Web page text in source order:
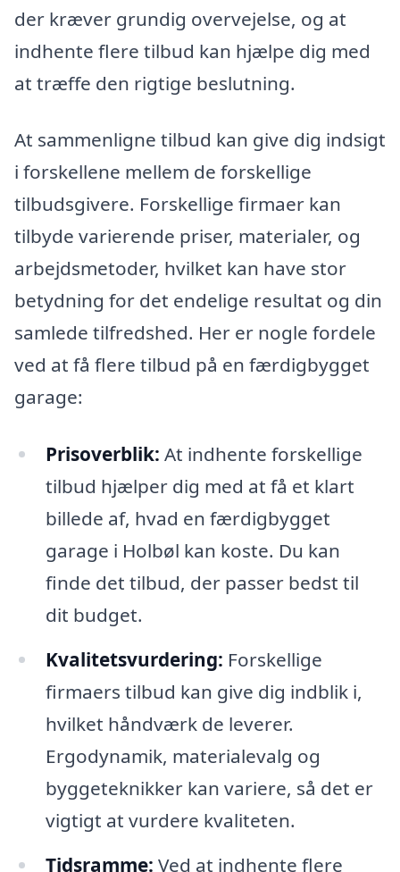
der kræver grundig overvejelse, og at
indhente flere tilbud kan hjælpe dig med
at træffe den rigtige beslutning.
At sammenligne tilbud kan give dig indsigt
i forskellene mellem de forskellige
tilbudsgivere. Forskellige firmaer kan
tilbyde varierende priser, materialer, og
arbejdsmetoder, hvilket kan have stor
betydning for det endelige resultat og din
samlede tilfredshed. Her er nogle fordele
ved at få flere tilbud på en færdigbygget
garage:
Prisoverblik: At indhente forskellige
tilbud hjælper dig med at få et klart
billede af, hvad en færdigbygget
garage i Holbøl kan koste. Du kan
finde det tilbud, der passer bedst til
dit budget.
Kvalitetsvurdering: Forskellige
firmaers tilbud kan give dig indblik i,
hvilket håndværk de leverer.
Ergodynamik, materialevalg og
byggeteknikker kan variere, så det er
vigtigt at vurdere kvaliteten.
Tidsramme: Ved at indhente flere